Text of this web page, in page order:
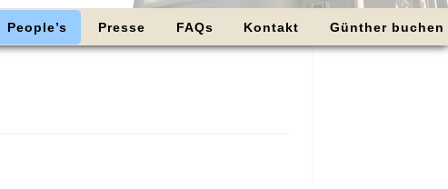
People’s Presse FAQs Kontakt Günther buchen